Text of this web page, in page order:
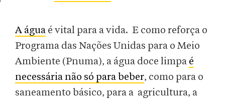
A água é vital para a vida. E como reforça o
Programa das Nações Unidas para o Meio
Ambiente (Pnuma), a água doce limpa é
necessária não só para beber, como para o
saneamento básico, para a agricultura, a